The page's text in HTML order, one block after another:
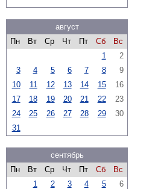
август
Пн
Вт Ср Чт Пт Сб
Вс
1
2
3
4 5 6 7 8
9
10
11 12 13 14 15
16
17
18 19 20 21 22
23
24
25 26 27 28 29
30
31
сентябрь
Пн
Вт Ср Чт Пт Сб
Вс
1
2 3 4 5
6